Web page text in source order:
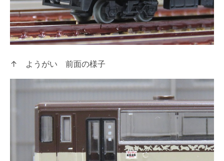
↑ ようがい 前面の様子